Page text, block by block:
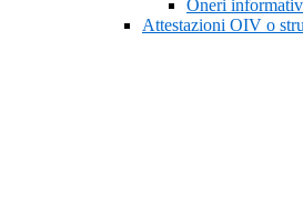
Oneri
Attestazioni OIV o